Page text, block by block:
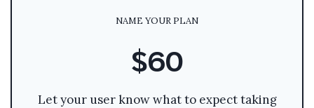
NAME YOUR PLAN
$60
Let your user know what to expect taking